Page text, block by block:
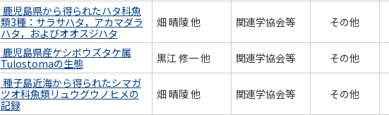
鹿児島県から得られたハタ科魚
類3種：サラサハタ，アカマダラ
ハタ，およびオオスジハタ
畑 晴陵 他 関連学協会等 その他
鹿児島県産ケシボウズタケ属
Tulostomaの生態
黒江 修一 他 関連学協会等 その他
種子島近海から得られたシマガ
ツオ科魚類リュウグウノヒメの
記録
畑 晴陵 他 関連学協会等 その他